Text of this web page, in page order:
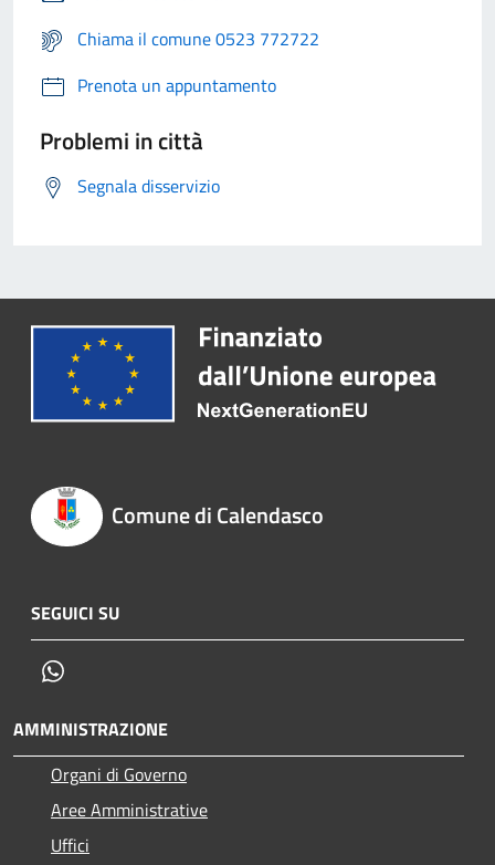
Chiama il comune 0523 772722
Prenota un appuntamento
Problemi in città
Segnala disservizio
Comune di Calendasco
SEGUICI SU
AMMINISTRAZIONE
Organi di Governo
Aree Amministrative
Uffici